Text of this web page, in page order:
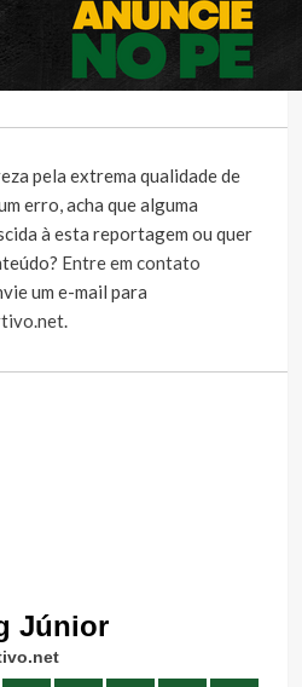
pela extrema qualidade de
erro, acha que alguma
à esta reportagem ou quer
Entre em contato
um e-mail para
.
Júnior